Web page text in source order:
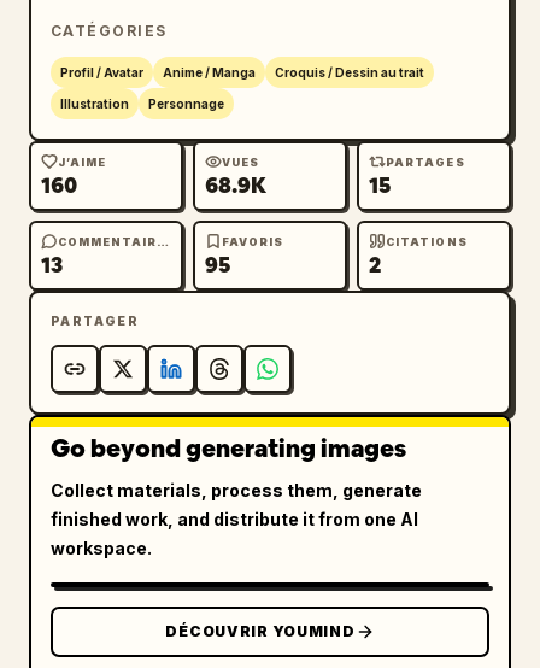
CATÉGORIES
Profil / Avatar Anime / Manga Croquis / Dessin au trait
Illustration Personnage
J’AIME
160
VUES
68.9K
PARTAGES
15
COMMENTAIRES
13
FAVORIS
95
CITATIONS
2
PARTAGER
Go beyond generating images
Collect materials, process them, generate
finished work, and distribute it from one AI
workspace.
DÉCOUVRIR YOUMIND